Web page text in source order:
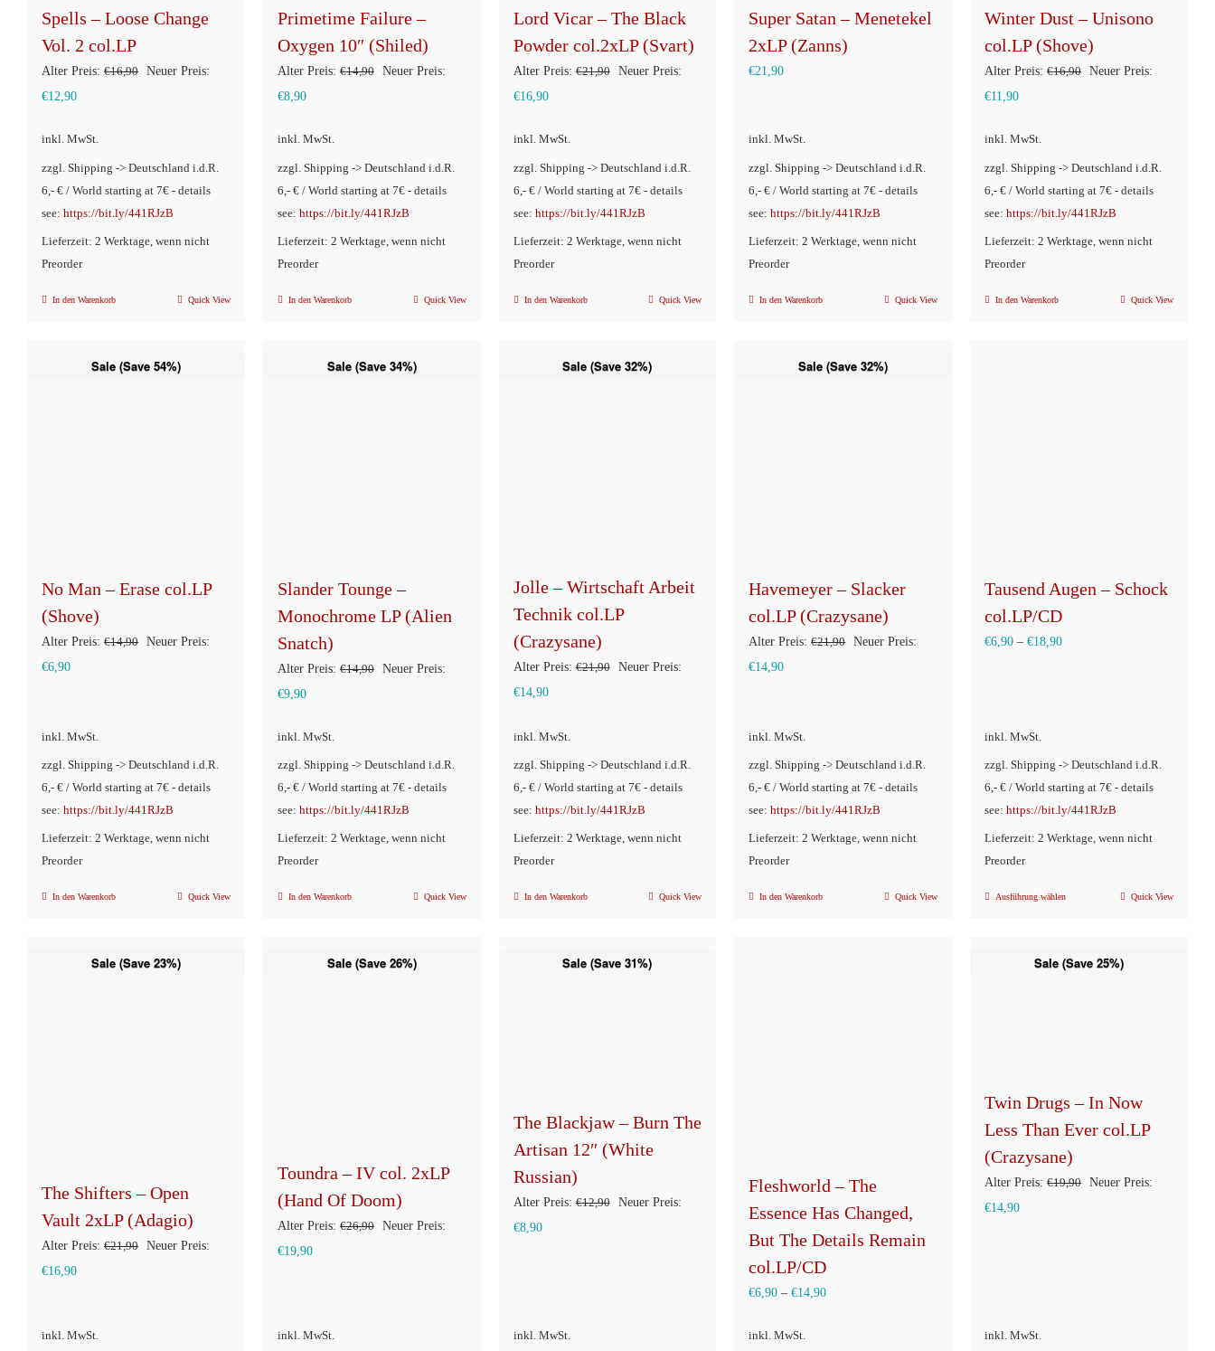
Produktseite
gewählt
werden
Spells – Loose Change
Vol. 2 col.LP
Alter Preis: €16,90 Ursprünglicher
Neuer Preis:
€12,90Aktueller
ist:
€12,90.
inkl. MwSt.
zzgl. Shipping -> Deutschland i.d.R.
6,- € / World starting at 7€ - details
see: https://bit.ly/441RJzB
Lieferzeit: 2 Werktage, wenn nicht
Preorder
In den Warenkorb Quick View
Primetime Failure –
Oxygen 10″ (Shiled)
Alter Preis: €14,90
Ursprünglicher
Neuer Preis:
€8,90Aktueller
ist:
€8,90.
inkl. MwSt.
zzgl. Shipping -> Deutschland i.d.R.
6,- € / World starting at 7€ - details
see: https://bit.ly/441RJzB
Lieferzeit: 2 Werktage, wenn nicht
Preorder
In den Warenkorb Quick View
Lord Vicar – The Black
Powder col.2xLP (Svart)
Alter Preis: €21,90
Ursprünglicher
Neuer Preis:
€16,90Aktueller
ist:
€16,90.
inkl. MwSt.
zzgl. Shipping -> Deutschland i.d.R.
6,- € / World starting at 7€ - details
see: https://bit.ly/441RJzB
Lieferzeit: 2 Werktage, wenn nicht
Preorder
In den Warenkorb Quick View
Super Satan – Menetekel
2xLP (Zanns)
€21,90
inkl. MwSt.
zzgl. Shipping -> Deutschland i.d.R.
6,- € / World starting at 7€ - details
see:https://bit.ly/441RJzB
Lieferzeit: 2 Werktage, wenn nicht
Preorder
In den Warenkorb Quick View
Winter Dust – Unisono
col.LP (Shove)
Alter Preis: €16,90 Ursprünglicher
Neuer Preis:
€11,90Aktueller
ist:
€11,90.
inkl. MwSt.
zzgl. Shipping -> Deutschland i.d.R.
6,- € / World starting at 7€ - details
see:https://bit.ly/441RJzB
Lieferzeit: 2 Werktage, wenn nicht
Preorder
In den Warenkorb Quick View
Sale (Save 54%)
No Man – Erase col.LP
(Shove)
Alter Preis: €14,90 Ursprünglicher
Neuer Preis:
€6,90Aktueller
€6,90.
inkl. MwSt.
zzgl. Shipping -> Deutschland i.d.R.
6,- € / World starting at 7€ - details
see: https://bit.ly/441RJzB
Lieferzeit: 2 Werktage, wenn nicht
Preorder
In den Warenkorb Quick View
Sale (Save 34%)
Slander Tounge –
Monochrome LP (Alien
Snatch)
Alter Preis: €14,90
Ursprünglicher
Neuer Preis:
€9,90Aktueller
ist:
€9,90.
inkl. MwSt.
zzgl. Shipping -> Deutschland i.d.R.
6,- € / World starting at 7€ - details
see: https://bit.ly/441RJzB
Lieferzeit: 2 Werktage, wenn nicht
Preorder
In den Warenkorb Quick View
Sale (Save 32%)
Jolle – Wirtschaft Arbeit
Technik col.LP
(Crazysane)
Alter Preis: €21,90
Ursprünglicher
Neuer Preis:
€14,90Aktueller
ist:
€14,90.
inkl. MwSt.
zzgl. Shipping -> Deutschland i.d.R.
6,- € / World starting at 7€ - details
see: https://bit.ly/441RJzB
Lieferzeit: 2 Werktage, wenn nicht
Preorder
In den Warenkorb Quick View
Sale (Save 32%)
Havemeyer – Slacker
col.LP (Crazysane)
Alter Preis: €21,90 Ursprünglicher
Neuer Preis:
€14,90Aktueller
€14,90.
inkl. MwSt.
zzgl. Shipping -> Deutschland i.d.R.
6,- € / World starting at 7€ - details
see:https://bit.ly/441RJzB
Lieferzeit: 2 Werktage, wenn nicht
Preorder
In den Warenkorb Quick View
Tausend Augen – Schock
col.LP/CD
€6,90 –€18,90
inkl. MwSt.
zzgl. Shipping -> Deutschland i.d.R.
6,- € / World starting at 7€ - details
see:https://bit.ly/441RJzB
Lieferzeit: 2 Werktage, wenn nicht
Preorder
Ausführung wählenDieses
können
auf
der
Produktseite
Quick View
Sale (Save 23%)
The Shifters – Open
Vault 2xLP (Adagio)
Alter Preis: €21,90 Ursprünglicher
Neuer Preis:
€16,90Aktueller
inkl. MwSt.
Sale (Save 26%)
Toundra – IV col. 2xLP
(Hand Of Doom)
Alter Preis: €26,90
Ursprünglicher
Neuer Preis:
€19,90Aktueller
inkl. MwSt.
Sale (Save 31%)
The Blackjaw – Burn The
Artisan 12″ (White
Russian)
Alter Preis: €12,90
Ursprünglicher
Neuer Preis:
€8,90Aktueller
inkl. MwSt.
Fleshworld – The
Essence Has Changed,
But The Details Remain
col.LP/CD
€6,90 –€14,90
inkl. MwSt.
Sale (Save 25%)
Twin Drugs – In Now
Less Than Ever col.LP
(Crazysane)
Alter Preis: €19,90 Ursprünglicher
Neuer Preis:
€14,90Aktueller
inkl. MwSt.